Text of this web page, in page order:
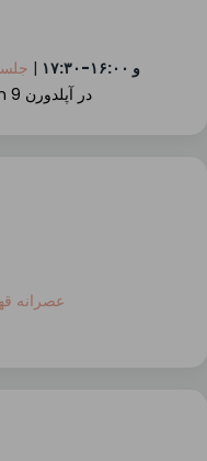
۱۰:۰۰-۱۱:۳۰ و ۱۶:۰۰-۱۷:۳۰ |
Graaf van Lijndenlaan 9 در آپلدورن
عصرانه